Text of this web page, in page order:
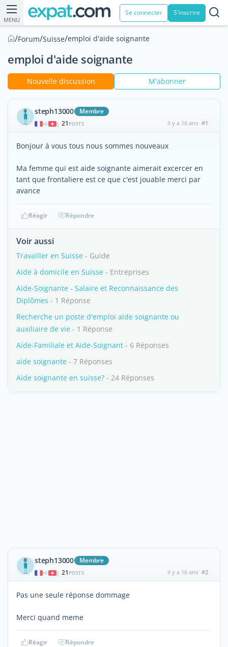
MENU
Se connecter S'inscrire
/Forum/Suisse/emploi d'aide soignante
emploi d'aide soignante
Nouvelle discussion M'abonner
steph13000 Membre
| 21 POSTS il y a 16 ans #1
Bonjour à vous tous nous sommes nouveaux
Ma femme qui est aide soignante aimerait excercer en
tant que frontaliere est ce que c'est jouable merci par
avance
Réagir Répondre
Voir aussi
Travailler en Suisse - Guide
Aide à domicile en Suisse - Entreprises
Aide-Soignante - Salaire et Reconnaissance des
Diplômes - 1 Réponse
Recherche un poste d'emploi aide soignante ou
auxiliaire de vie - 1 Réponse
Aide-Familiale et Aide-Soignant - 6 Réponses
aide soignante - 7 Réponses
Aide soignante en suisse? - 24 Réponses
steph13000 Membre
| 21 POSTS il y a 16 ans #2
Pas une seule réponse dommage
Merci quand meme
Réagir Répondre